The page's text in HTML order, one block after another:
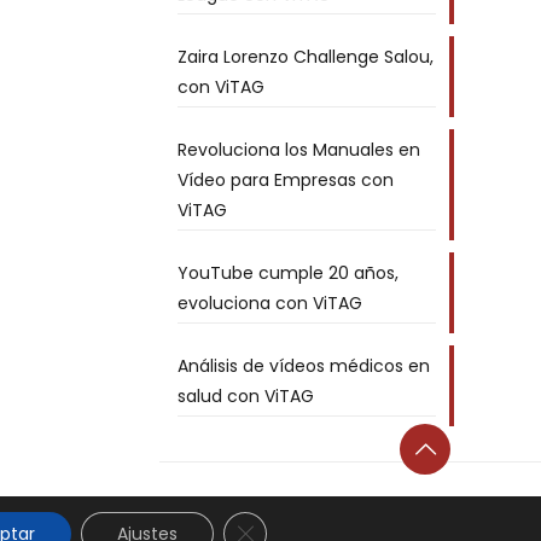
Zaira Lorenzo Challenge Salou,
con ViTAG
Revoluciona los Manuales en
Vídeo para Empresas con
ViTAG
YouTube cumple 20 años,
evoluciona con ViTAG
Análisis de vídeos médicos en
salud con ViTAG
Ajustes Cerrar el banner de cookies RGPD